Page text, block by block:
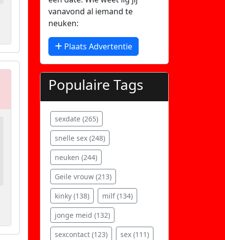
vanavond al iemand te
neuken:
Plaats Advertentie
Populaire Tags
sexdate (265)
snelle sex (248)
neuken (244)
Geile vrouw (213)
kinky (138) milf (134)
jonge meid (132)
sexcontact (123) sex (111)